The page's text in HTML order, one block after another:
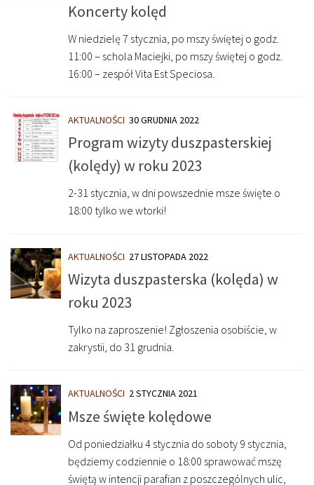
Koncerty kolęd
W niedzielę 7 stycznia, po mszy świętej o godz.
11:00 – schola Maciejki, po mszy świętej o godz.
16:00 – zespół Vita Est Speciosa.
AKTUALNOŚCI 30 GRUDNIA 2022
Program wizyty duszpasterskiej
(kolędy) w roku 2023
2-31 stycznia, w dni powszednie msze święte o
18:00 tylko we wtorki!
AKTUALNOŚCI 27 LISTOPADA 2022
Wizyta duszpasterska (kolęda) w
roku 2023
Tylko na zaproszenie! Zgłoszenia osobiście, w
zakrystii, do 31 grudnia.
AKTUALNOŚCI 2 STYCZNIA 2021
Msze święte kolędowe
Od poniedziałku 4 stycznia do soboty 9 stycznia,
będziemy codziennie o 18:00 sprawować mszę
świętą w intencji parafian z poszczególnych ulic,